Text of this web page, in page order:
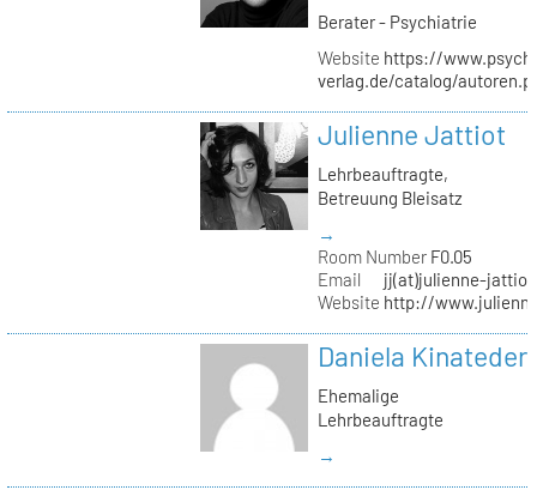
Berater - Psychiatrie
Website https://
verlag.de/catalog/
Julienne Jattiot
Lehrbeauftragte,
Betreuung Bleisatz
→
Room NumberF0.05
Email
jj(at)julienne-
Website http://
Daniela Kinateder
Ehemalige
Lehrbeauftragte
→